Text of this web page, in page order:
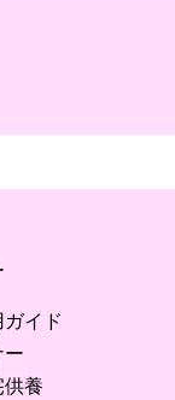
イド
ー
供養